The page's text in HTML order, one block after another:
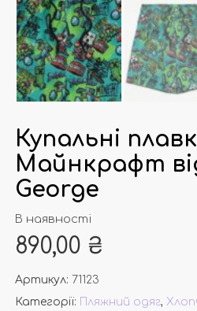
Купальні
Майнкрафт
George
В наявності
890,00 ₴
Артикул: 71123
Категорії:
Пляжний одяг,